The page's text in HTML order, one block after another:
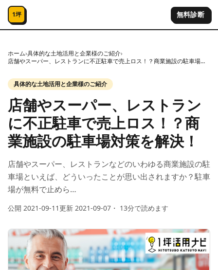
コンテンツへスキップ
1坪 無料診断
ホーム›具体的な土地活用と企業様のご紹介›
店舗やスーパー、レストランに不正駐車で売上ロス！？商業施設の駐車場対策を解決！
具体的な土地活用と企業様のご紹介
店舗やスーパー、レストラン
に不正駐車で売上ロス！？商
業施設の駐車場対策を解決！
店舗やスーパー、レストランなどのいわゆる商業施設の駐
車場といえば、どういったことが思い出されますか？駐車
場が無料で止めら…
公開 2021-09-11更新 2021-09-07 ・ 13分で読めます